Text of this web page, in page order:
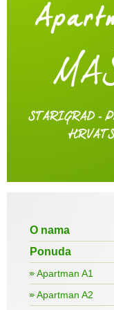
O nama
Ponuda
Apartman A1
Apartman A2